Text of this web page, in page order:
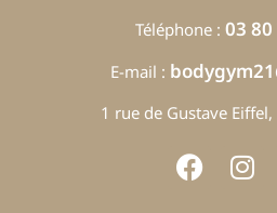
Téléphone : 03 80
E-mail :
1 rue de Gustave